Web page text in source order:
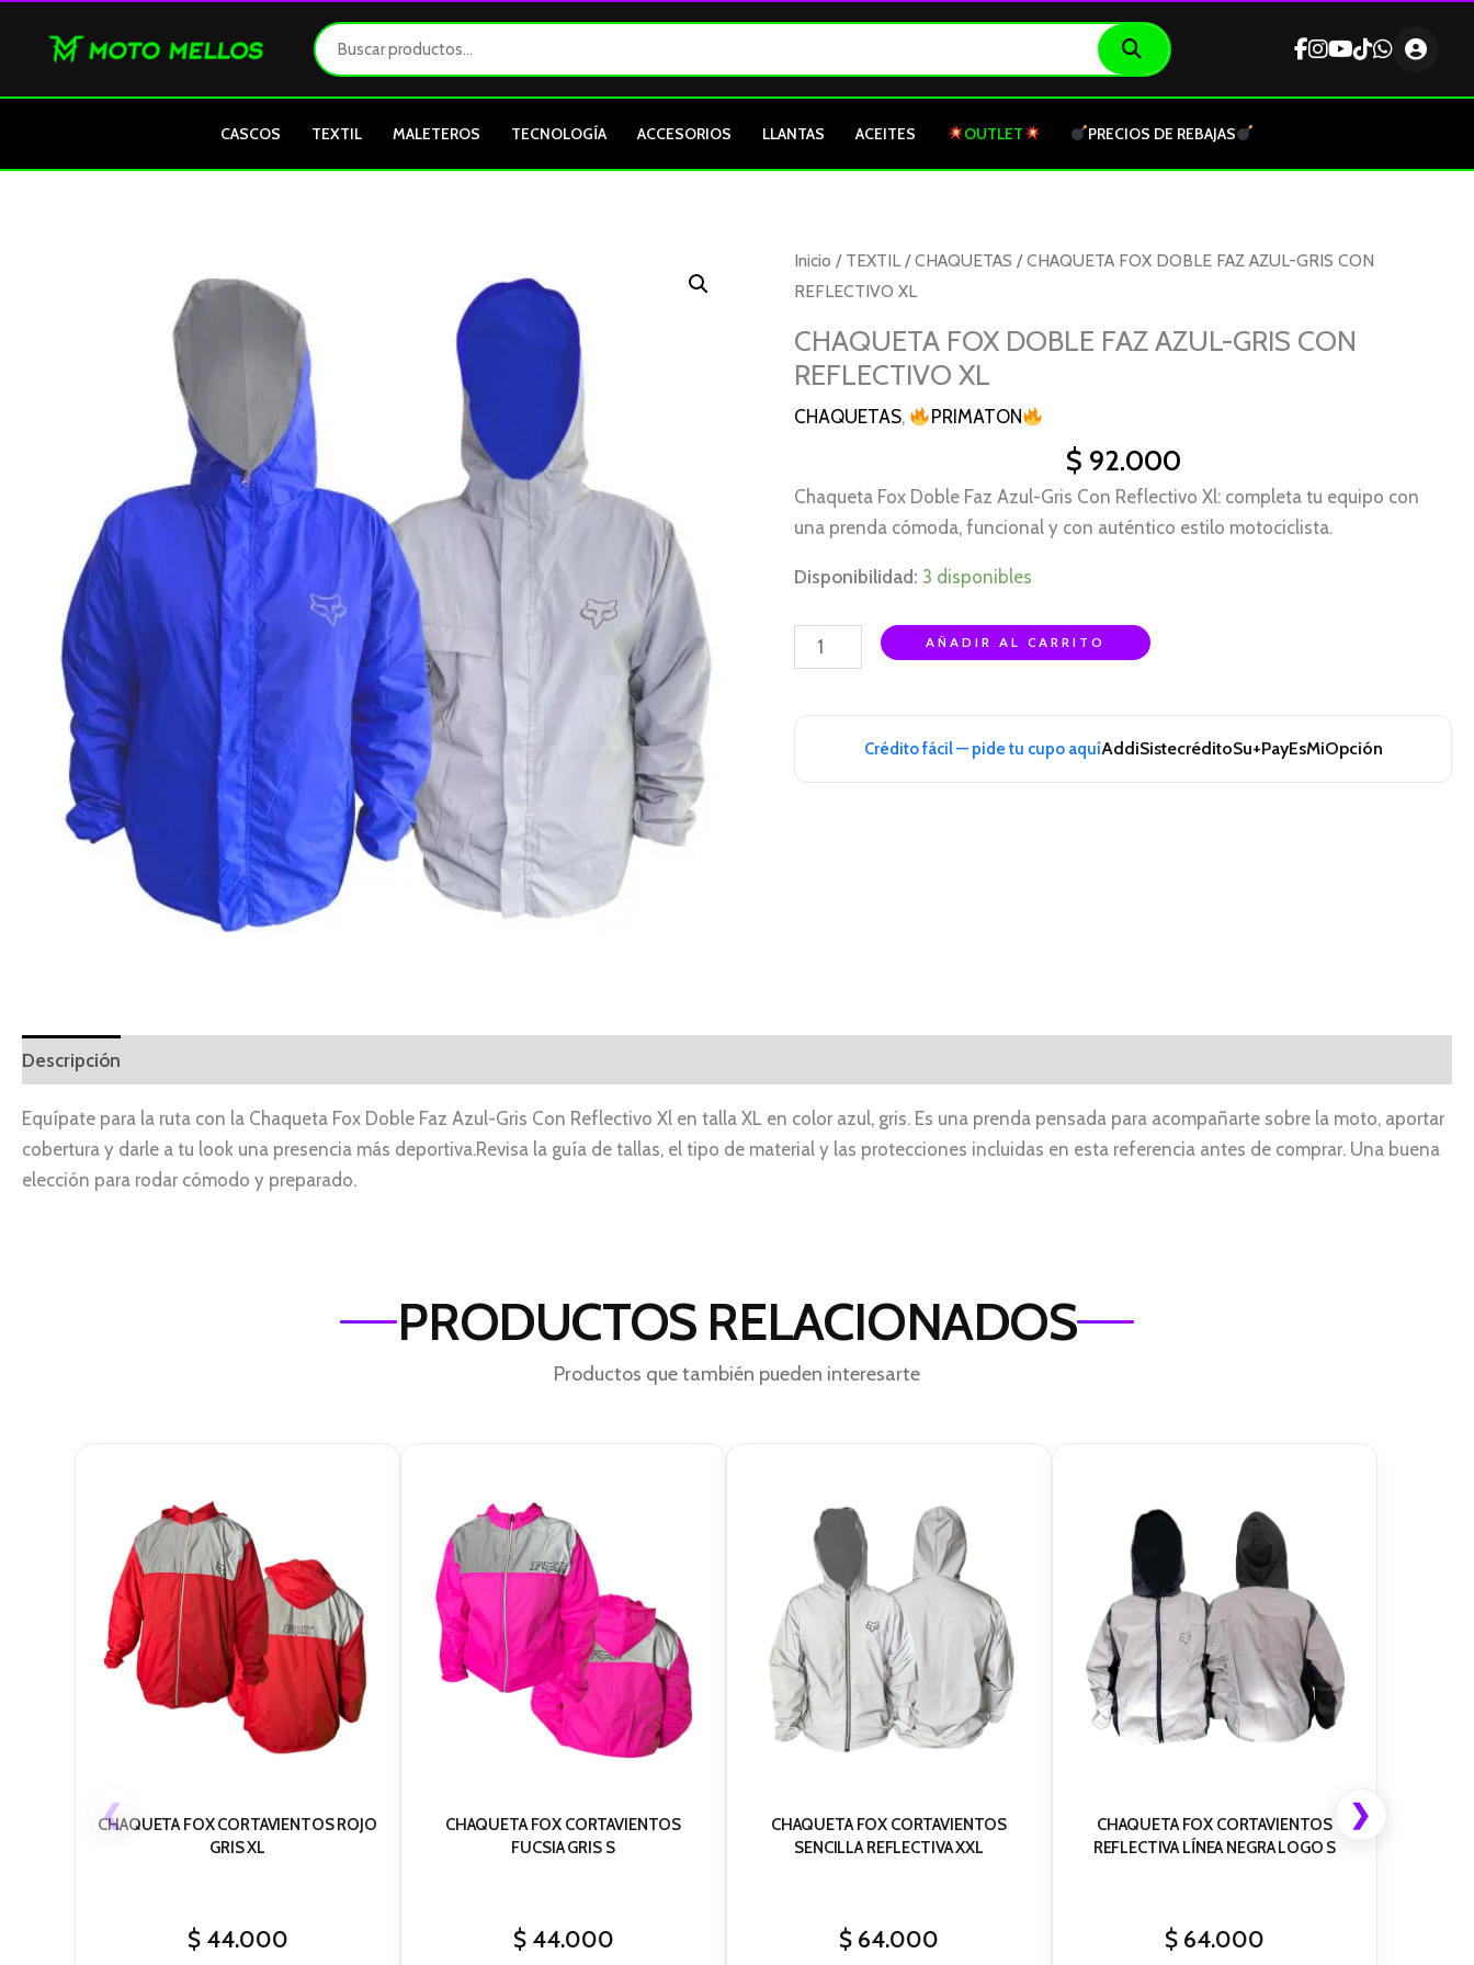
CASCOS TEXTIL MALETEROS TECNOLOGÍA ACCESORIOS LLANTAS ACEITES OUTLET PRECIOS DE REBAJAS
Inicio / TEXTIL /CHAQUETAS / CHAQUETA FOX DOBLE FAZ AZUL-GRIS CON
REFLECTIVO XL
CHAQUETA FOX DOBLE FAZ AZUL-GRIS CON
REFLECTIVO XL
CHAQUETAS, PRIMATON
$ 92.000
Chaqueta Fox Doble Faz Azul-Gris Con Reflectivo Xl: completa tu equipo con
una prenda cómoda, funcional y con auténtico estilo motociclista.
Disponibilidad: 3 disponibles
CHAQUETA
FOX
FAZ
AZUL-
GRIS
XL
cantidad
AÑADIR AL CARRITO
Crédito fácil — pide tu cupo aquíAddiSistecréditoSu+PayEsMiOpción
Descripción
Equípate para la ruta con la Chaqueta Fox Doble Faz Azul-Gris Con Reflectivo Xl en talla XL en color azul, gris. Es una prenda pensada para acompañarte sobre la moto, aportar
cobertura y darle a tu look una presencia más deportiva.Revisa la guía de tallas, el tipo de material y las protecciones incluidas en esta referencia antes de comprar. Una buena
elección para rodar cómodo y preparado.
PRODUCTOS RELACIONADOS
Productos que también pueden interesarte
CHAQUETA FOX CORTAVIENTOS ROJO
GRIS XL
$44.000
CHAQUETA FOX CORTAVIENTOS
FUCSIA GRIS S
$44.000
CHAQUETA FOX CORTAVIENTOS
SENCILLA REFLECTIVA XXL
$ 64.000
CHAQUETA FOX CORTAVIENTOS
REFLECTIVA LÍNEA NEGRA LOGO S
$ 64.000
❮ ❯